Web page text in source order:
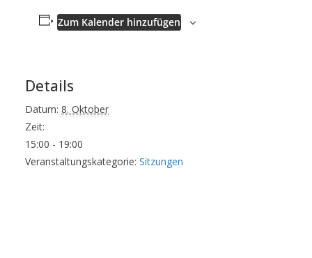
o
o
n
g
A
p
d
s
a
m
Zum Kalender hinzufügen
Details
Datum: 8. Oktober
Zeit:
15:00 - 19:00
Veranstaltungskategorie: Sitzungen